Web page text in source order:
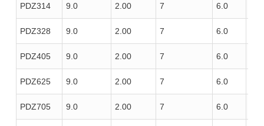
PDZ314 9.0 2.00 7 6.0
PDZ328 9.0 2.00 7 6.0
PDZ405 9.0 2.00 7 6.0
PDZ625 9.0 2.00 7 6.0
PDZ705 9.0 2.00 7 6.0